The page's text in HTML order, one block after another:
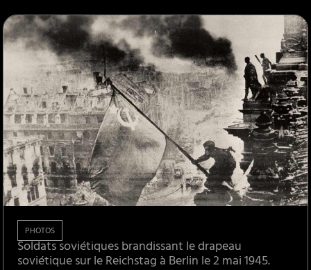
PHOTOS
Soldats soviétiques brandissant le drapeau
soviétique sur le Reichstag à Berlin le 2 mai 1945.